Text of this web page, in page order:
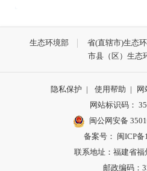
生态环境部 省(直辖市)生态
市县（区）生态
隐私保护 | 使用帮助 | 网
网站标识码：
闽公网安备
备案号： 闽ICP备
联系地址：福建省福
邮政编码：